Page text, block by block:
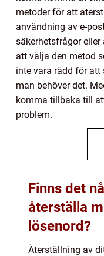
metoder för att
användning av e-
säkerhetsfrågor
att välja den metod
inte vara rädd för
man behöver det.
komma tillbaka till
problem.
Finns det
återställa
lösenord?
Återställning av